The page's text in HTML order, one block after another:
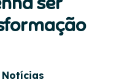
Notícias